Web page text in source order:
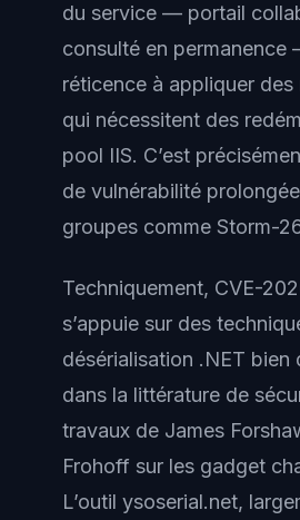
du service — portail
consulté en permanence
réticence à appliquer des
qui nécessitent des
pool IIS. C’est
de vulnérabilité
groupes comme Storm-
Techniquement, CVE-
s’appuie sur des
désérialisation .NET bien
dans la littérature de
travaux de James
Frohoff sur les gadget
L’outil ysoserial.net,